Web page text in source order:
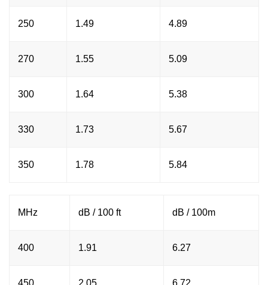
250 1.49 4.89
270 1.55 5.09
300 1.64 5.38
330 1.73 5.67
350 1.78 5.84
MHz dB / 100 ft dB / 100m
400 1.91 6.27
450 2.05 6.72